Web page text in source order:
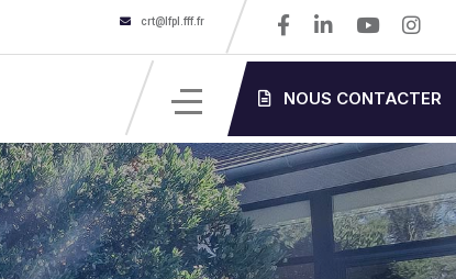
crt@lfpl.fff.fr
NOUS CONTACTER